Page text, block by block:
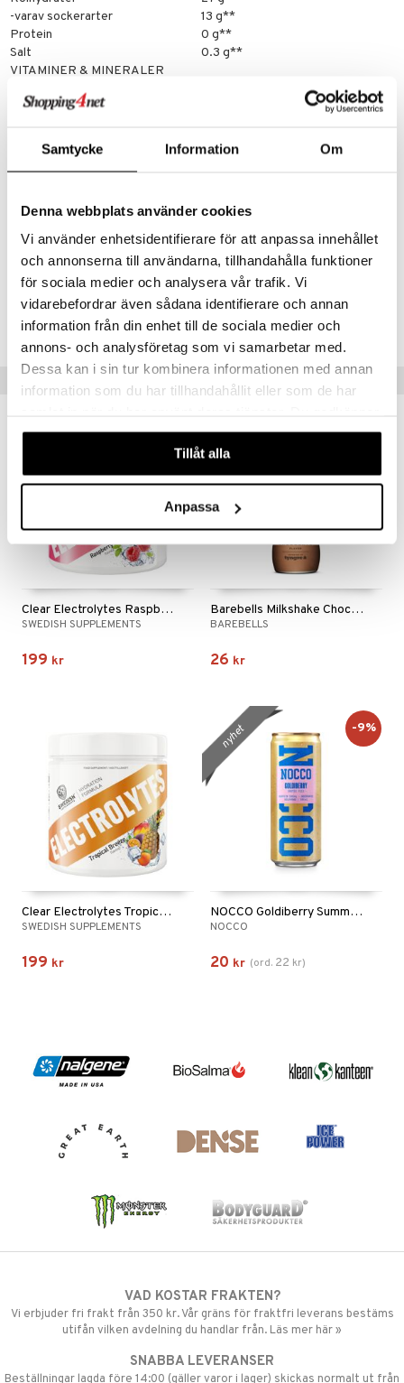
Samtycke Information Om
Denna webbplats använder cookies
Vi använder enhetsidentifierare för att anpassa innehållet
och annonserna till användarna, tillhandahålla funktioner
för sociala medier och analysera vår trafik. Vi
vidarebefordrar även sådana identifierare och annan
information från din enhet till de sociala medier och
annons- och analysföretag som vi samarbetar med.
Dessa kan i sin tur kombinera informationen med annan
information som du har tillhandahållit eller som de har
våra cookies vid fortsatt användande av vår webbplats.
Tillåt alla
Anpassa
-varav sockerarter
13 g**
Protein
0 g**
Salt
0.3 g**
VITAMINER & MINERALER
Kalium
Magnesium
13 mg (0,03%)
**DRI ej fastställt
Artikelnr
FSMK0-SK-510
Lägsta pris senaste 30 dagarna: 139 kr
Populära produkter
Clear Electrolytes Raspberry
SWEDISH SUPPLEMENTS
199 kr
Barebells Milkshake Chocolate
BAREBELLS
26 kr
Clear Electrolytes Tropical Breeze
SWEDISH SUPPLEMENTS
199 kr
NOCCO Goldiberry Summer Edition
NOCCO
20 kr (ord. 22 kr)
nyhet -9%
VAD KOSTAR FRAKTEN?
Vi erbjuder fri frakt från 350 kr. Vår gräns för fraktfri leverans bestäms
utifån vilken avdelning du handlar från. Läs mer här »
SNABBA LEVERANSER
Beställningar lagda före 14:00 (gäller varor i lager) skickas normalt ut från